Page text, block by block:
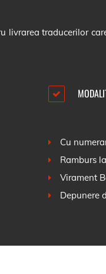
traducerilor
Cu
Ramburs
Virament
Depunere